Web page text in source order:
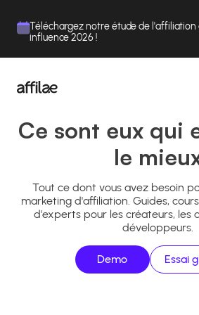
Téléchargez notre étude de l'affiliation
influence 2026 !
Ce sont eux qui
le
Tout ce dont vous avez besoin
marketing d'affiliation. Guides,
d'experts pour les créateurs, les
développeurs.
Demo Essai